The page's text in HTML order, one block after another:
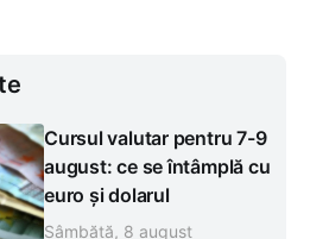
Cursul valutar pentru 7-9
august: ce se întâmplă cu
euro și dolarul
Sâmbătă, 8 august